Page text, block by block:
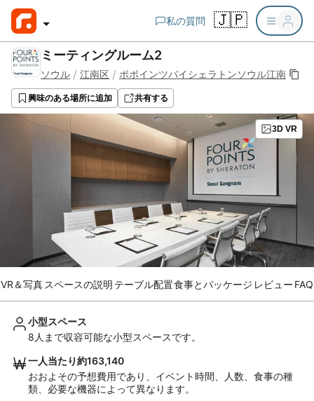
私の質問 🇯🇵
ミーティングルーム2
ソウル / 江南区 / ポポインツバイシェラトンソウル江南
興味のある場所に追加 共有する
3D VR
VR＆写真 スペースの説明 テーブル配置食事とパッケージ レビュー FAQ
小型スペース
8人まで収容可能な小型スペースです。
一人当たり約163,140
おおよその予想費用であり、イベント時間、人数、食事の種
類、必要な機器によって異なります。